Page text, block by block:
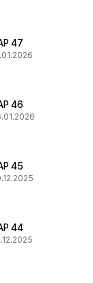
47
46
45
44